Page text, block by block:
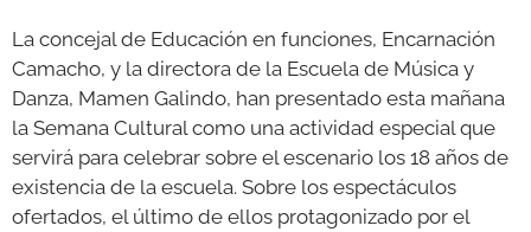
La concejal de Educación en funciones, Encarnación
Camacho, y la directora de la Escuela de Música y
Danza, Mamen Galindo, han presentado esta mañana
la Semana Cultural como una actividad especial que
servirá para celebrar sobre el escenario los 18 años de
existencia de la escuela. Sobre los espectáculos
ofertados, el último de ellos protagonizado por el